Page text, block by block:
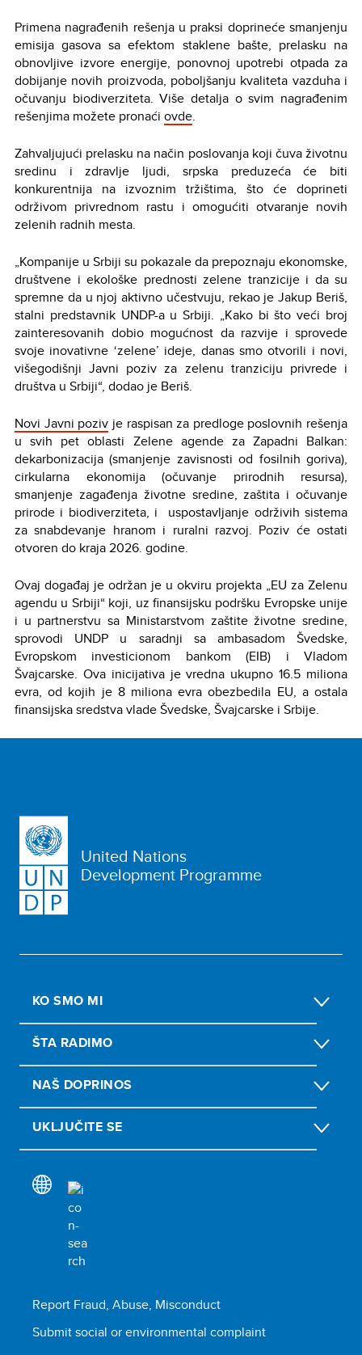
Primena nagrađenih rešenja u praksi doprineće smanjenju
emisija gasova sa efektom staklene bašte, prelasku na
obnovljive izvore energije, ponovnoj upotrebi otpada za
dobijanje novih proizvoda, poboljšanju kvaliteta vazduha i
očuvanju biodiverziteta. Više detalja o svim nagrađenim
rešenjima možete pronaći ovde.
Zahvaljujući prelasku na način poslovanja koji čuva životnu
sredinu i zdravlje ljudi, srpska preduzeća će biti
konkurentnija na izvoznim tržištima, što će doprineti
održivom privrednom rastu i omogućiti otvaranje novih
zelenih radnih mesta.
„Kompanije u Srbiji su pokazale da prepoznaju ekonomske,
društvene i ekološke prednosti zelene tranzicije i da su
spremne da u njoj aktivno učestvuju, rekao je Jakup Beriš,
stalni predstavnik UNDP-a u Srbiji. „Kako bi što veći broj
zainteresovanih dobio mogućnost da razvije i sprovede
svoje inovativne ‘zelene’ ideje, danas smo otvorili i novi,
višegodišnji Javni poziv za zelenu tranziciju privrede i
društva u Srbiji“, dodao je Beriš.
Novi Javni poziv je raspisan za predloge poslovnih rešenja
u svih pet oblasti Zelene agende za Zapadni Balkan:
dekarbonizacija (smanjenje zavisnosti od fosilnih goriva),
cirkularna ekonomija (očuvanje prirodnih resursa),
smanjenje zagađenja životne sredine, zaštita i očuvanje
prirode i biodiverziteta, i uspostavljanje održivih sistema
za snabdevanje hranom i ruralni razvoj. Poziv će ostati
otvoren do kraja 2026. godine.
Ovaj događaj je održan je u okviru projekta „EU za Zelenu
agendu u Srbiji“ koji, uz finansijsku podršku Evropske unije
i u partnerstvu sa Ministarstvom zaštite životne sredine,
sprovodi UNDP u saradnji sa ambasadom Švedske,
Evropskom investicionom bankom (EIB) i Vladom
Švajcarske. Ova inicijativa je vredna ukupno 16.5 miliona
evra, od kojih je 8 miliona evra obezbedila EU, a ostala
finansijska sredstva vlade Švedske, Švajcarske i Srbije.
United Nations
Development Programme
KO SMO MI
ŠTA RADIMO
NAŠ DOPRINOS
UKLJUČITE SE
Report Fraud, Abuse, Misconduct
Submit social or environmental complaint